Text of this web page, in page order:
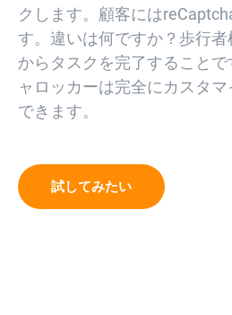
クします。顧客には
す。違いは何ですか？歩行
からタスクを完了すること
ャロッカーは完全にカスタ
できます。
試してみたい